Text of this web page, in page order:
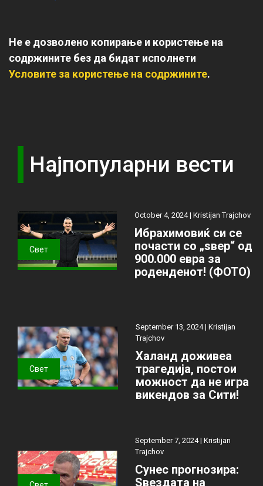
Не е дозволено копирање и користење на
содржините без да бидат исполнети
Условите за користење на содржините.
Најпопуларни вести
Свет
October 4, 2024 |Kristijan Trajchov
Ибрахимовиќ си се
почасти со „ѕвер“ од
900.000 евра за
роденденот! (ФОТО)
Свет
September 13, 2024 | Kristijan
Trajchov
Халанд доживеа
трагедија, постои
можност да не игра
викендов за Сити!
September 7, 2024 | Kristijan
Trajchov
Сунес прогнозира:
Ѕвездата на